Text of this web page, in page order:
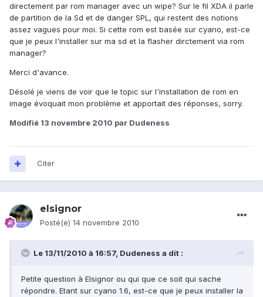
directement par rom manager avec un wipe? Sur le fil XDA il parle
de partition de la Sd et de danger SPL, qui restent des notions
assez vagues pour moi. Si cette rom est basée sur cyano, est-ce
que je peux l'installer sur ma sd et la flasher dirctement via rom
manager?
Merci d'avance.
Désolé je viens de voir que le topic sur l'installation de rom en
image évoquait mon problème et apportait des réponses, sorry.
Modifié 13 novembre 2010 par Dudeness
Citer
elsignor
Posté(e) 14 novembre 2010
Le 13/11/2010 à 16:57, Dudeness a dit :
Petite question à Elsignor ou qui que ce soit qui sache
répondre. Etant sur cyano 1.6, est-ce que je peux installer la